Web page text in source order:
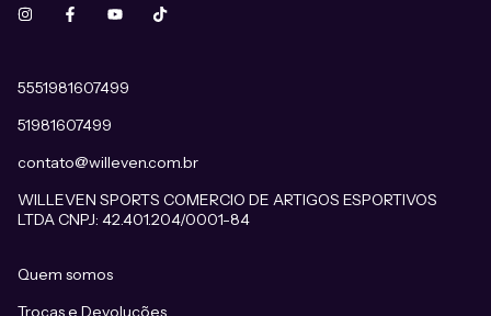
5551981607499
51981607499
contato@willeven.com.br
WILLEVEN SPORTS COMERCIO DE ARTIGOS ESPORTIVOS
LTDA CNPJ: 42.401.204/0001-84
Quem somos
Trocas e Devoluções